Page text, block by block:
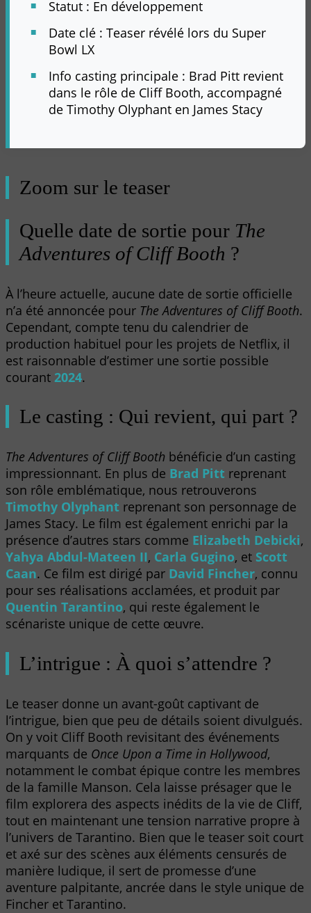
Statut : En développement
Date clé : Teaser révélé lors du Super
Bowl LX
Info casting principale : Brad Pitt revient
dans le rôle de Cliff Booth, accompagné
de Timothy Olyphant en James Stacy
Zoom sur le teaser
Quelle date de sortie pour The
Adventures of Cliff Booth ?
À l’heure actuelle, aucune date de sortie officielle
n’a été annoncée pour The Adventures of Cliff Booth.
Cependant, compte tenu du calendrier de
production habituel pour les projets de Netflix, il
est raisonnable d’estimer une sortie possible
courant 2024.
Le casting : Qui revient, qui part ?
The Adventures of Cliff Booth bénéficie d’un casting
impressionnant. En plus de Brad Pitt reprenant
son rôle emblématique, nous retrouverons
Timothy Olyphant reprenant son personnage de
James Stacy. Le film est également enrichi par la
présence d’autres stars comme Elizabeth Debicki,
Yahya Abdul-Mateen II, Carla Gugino, et Scott
Caan. Ce film est dirigé par David Fincher, connu
pour ses réalisations acclamées, et produit par
Quentin Tarantino, qui reste également le
scénariste unique de cette œuvre.
L’intrigue : À quoi s’attendre ?
Le teaser donne un avant-goût captivant de
l’intrigue, bien que peu de détails soient divulgués.
On y voit Cliff Booth revisitant des événements
marquants de Once Upon a Time in Hollywood,
notamment le combat épique contre les membres
de la famille Manson. Cela laisse présager que le
film explorera des aspects inédits de la vie de Cliff,
tout en maintenant une tension narrative propre à
l’univers de Tarantino. Bien que le teaser soit court
et axé sur des scènes aux éléments censurés de
manière ludique, il sert de promesse d’une
aventure palpitante, ancrée dans le style unique de
Fincher et Tarantino.